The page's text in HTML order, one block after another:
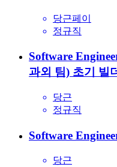
당근페이
정규직
Software
과외 팀) 초기 빌
당근
정규직
Software
당근